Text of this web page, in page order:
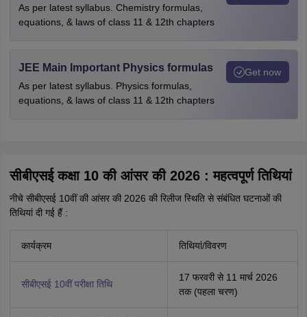
As per latest syllabus. Chemistry formulas,
equations, & laws of class 11 & 12th chapters
JEE Main Important Physics formulas
As per latest syllabus. Physics formulas,
equations, & laws of class 11 & 12th chapters
Get now
सीबीएसई कक्षा 10 की आंसर की 2026 : महत्वपूर्ण तिथियां
नीचे सीबीएसई 10वीं की आंसर की 2026 की रिलीज स्थिति से संबंधित घटनाओं की
तिथियां दी गई हैं :
कार्यक्रम तिथियां/विवरण
सीबीएसई 10वीं परीक्षा तिथि
17 फरवरी से 11 मार्च 2026
तक (पहला चरण)